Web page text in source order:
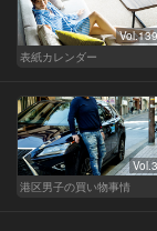
Vol.139
表紙カレンダー
Vol.3
港区男子の買い物事情